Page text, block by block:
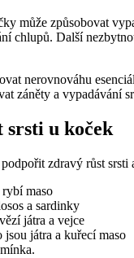
může způsobovat
chlupů. Další
nerovnováhu
záněty a vypadávání
u koček
zdravý růst
maso
a sardinky
játra a vejce
játra a kuřecí maso